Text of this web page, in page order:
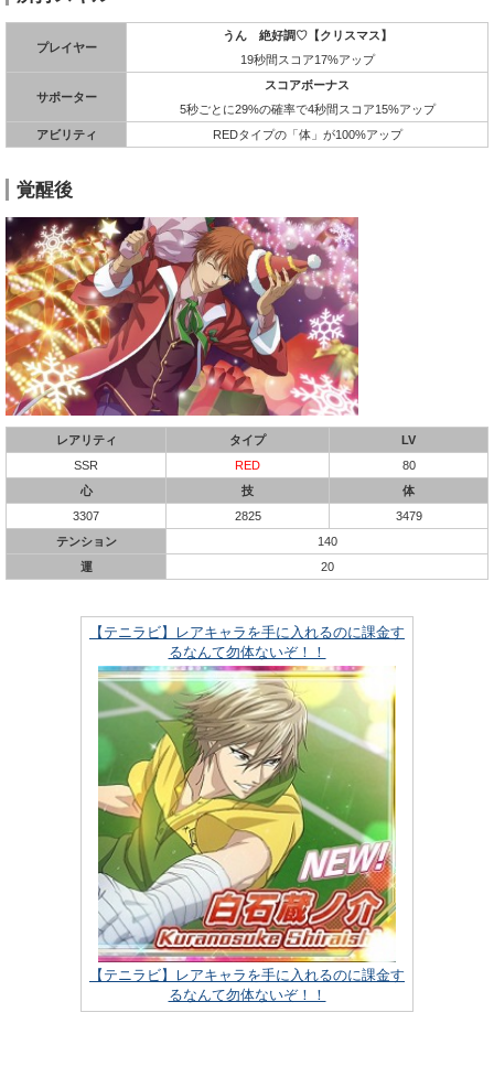
プレイヤー
うん 絶好調♡【クリスマス】
19秒間スコア17%アップ
サポーター
スコアボーナス
5秒ごとに29%の確率で4秒間スコア15%アップ
アビリティ
REDタイプの「体」が100%アップ
覚醒後
レアリティ タイプ
LV
SSR
RED
80
心
技
体
3307
2825
3479
テンション
140
運
20
【テニラビ】レアキャラを手に入れるのに課金す
るなんて勿体ないぞ！！
【テニラビ】レアキャラを手に入れるのに課金す
るなんて勿体ないぞ！！